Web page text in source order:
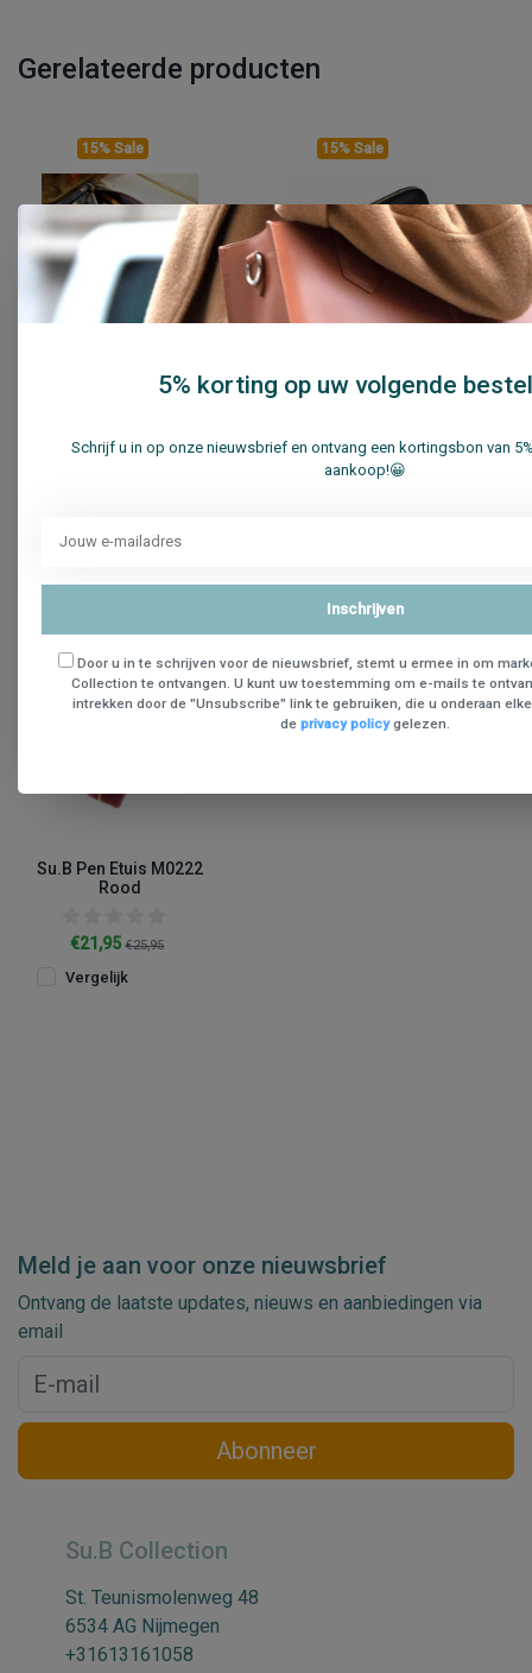
Gerelateerde producten
15% Sale 15% Sale
Vergelijk
Recente producten
15% Sale
Su.B Pen Etuis M0222
Rood
€21,95€25,95
Vergelijk
Meld je aan voor onze nieuwsbrief
Ontvang de laatste updates, nieuws en aanbiedingen via
email
Abonneer
Su.B Collection
St. Teunismolenweg 48
6534 AG Nijmegen
+31613161058
5% korting op uw volgende
Schrijf u in op onze nieuwsbrief en ontvang een kortingsbon van
aankoop!😀
Inschrijven
Door u in te schrijven voor de nieuwsbrief, stemt u ermee in om
Collection te ontvangen. U kunt uw toestemming om e-mails te
intrekken door de "Unsubscribe" link te gebruiken, die u onderaan
de privacy policygelezen.